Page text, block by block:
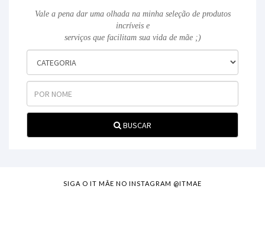
Vale a pena dar uma olhada na minha seleção de produtos
incríveis e
serviços que facilitam sua vida de mãe ;)
BUSCAR
SIGA O IT MÃE NO INSTAGRAM @ITMAE